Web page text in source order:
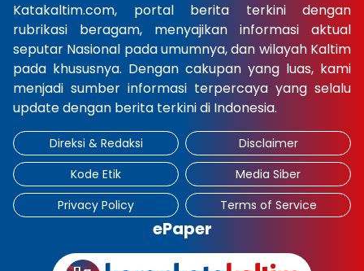
Katakaltim.com, portal berita terkini dengan
rubrikasi beragam, menyajikan informasi aktual
seputar Nasional pada umumnya, dan wilayah Kaltim
pada khususnya. Dengan cakupan yang luas, kami
menjadi sumber informasi terpercaya yang selalu
update dengan berita terkini di Indonesia.
Direksi & Redaksi
Disclaimer
Kode Etik
Media Siber
Privacy Policy
Terms of Service
ePaper